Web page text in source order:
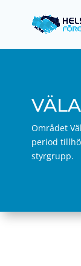
Området
period
styrgrupp.